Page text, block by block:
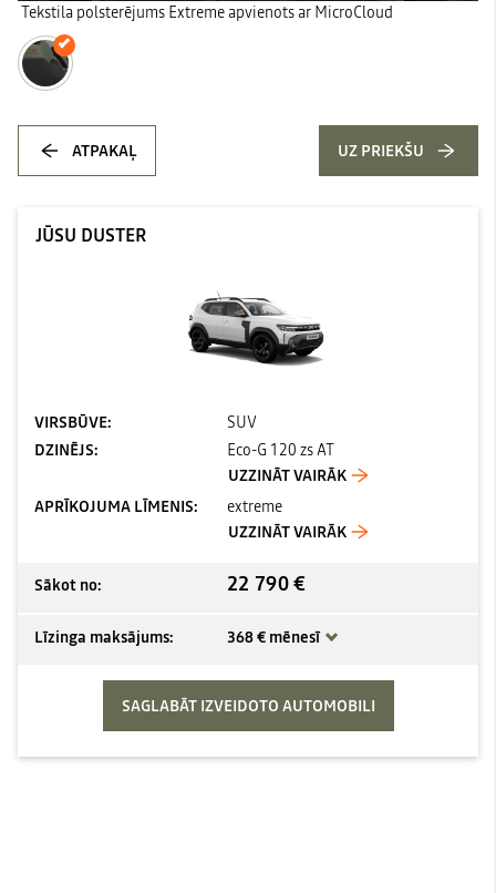
Tekstila polsterējums Extreme apvienots ar MicroCloud
ATPAKAĻ UZ PRIEKŠU
JŪSU DUSTER
VIRSBŪVE:
SUV
DZINĒJS:
Eco-G 120 zs AT
UZZINĀT VAIRĀK
APRĪKOJUMA LĪMENIS:
extreme
UZZINĀT VAIRĀK
Sākot no: 22 790 €
Līzinga maksājums: 368 € mēnesī
SAGLABĀT IZVEIDOTO AUTOMOBILI